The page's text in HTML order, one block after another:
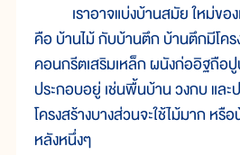
เราอาจแบ่งบ้านสมัย ใหม่ของ
คือ บ้านไม้ กับบ้านตึก บ้านตึกมีโคร
คอนกรีตเสริมเหล็ก ผนังก่ออิฐถือ
ประกอบอยู่ เช่นพื้นบ้าน วงกบ และ
โครงสร้างบางส่วนจะใช้ไม้มาก ห
หลังหนึ่งๆ